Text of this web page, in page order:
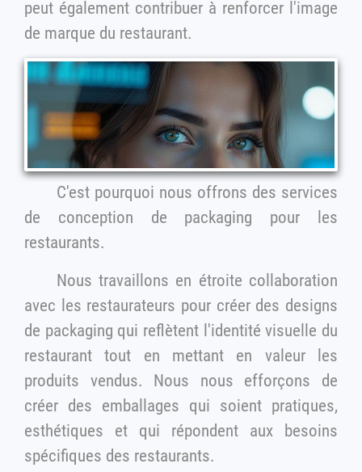
peut également contribuer à renforcer l'image
de marque du restaurant.
C'est pourquoi nous offrons des services
de conception de packaging pour les
restaurants.
Nous travaillons en étroite collaboration
avec les restaurateurs pour créer des designs
de packaging qui reflètent l'identité visuelle du
restaurant tout en mettant en valeur les
produits vendus. Nous nous efforçons de
créer des emballages qui soient pratiques,
esthétiques et qui répondent aux besoins
spécifiques des restaurants.